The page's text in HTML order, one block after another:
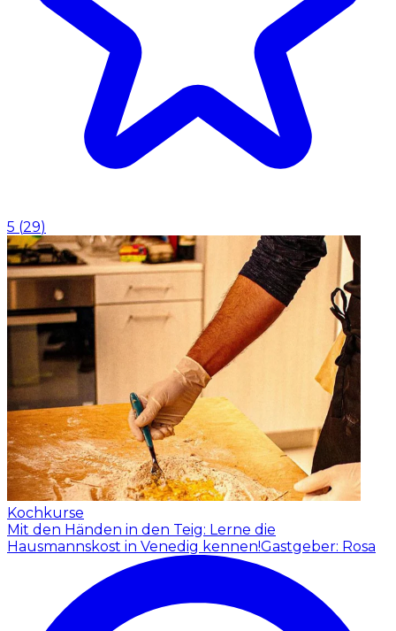
5 (29)
Kochkurse
Mit den Händen in den Teig: Lerne die
Hausmannskost in Venedig kennen!Gastgeber: Rosa